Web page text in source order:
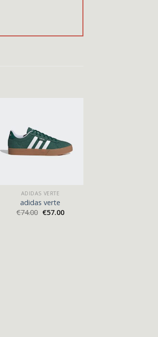
ADIDAS VERTE
adidas verte
€74.00 €57.00